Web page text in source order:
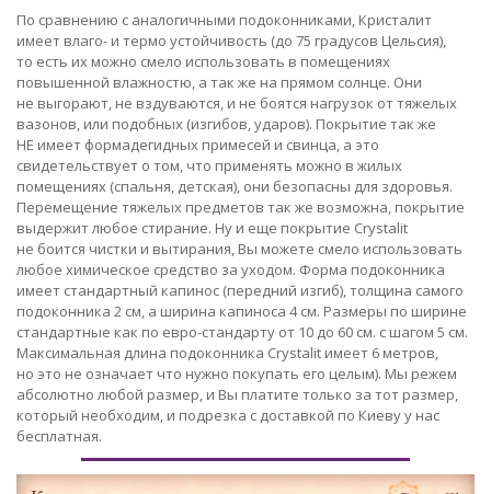
По сравнению с аналогичными подоконниками, Кристалит
имеет влаго- и термо устойчивость (до 75 градусов Цельсия),
то есть их можно смело использовать в помещениях
повышенной влажностю, а так же на прямом солнце. Они
не выгорают, не вздуваются, и не боятся нагрузок от тяжелых
вазонов, или подобных (изгибов, ударов). Покрытие так же
НЕ имеет формадегидных примесей и свинца, а это
свидетельствует о том, что применять можно в жилых
помещениях (спальня, детская), они безопасны для здоровья.
Перемещение тяжелых предметов так же возможна, покрытие
выдержит любое стирание. Ну и еще покрытие Crystalit
не боится чистки и вытирания, Вы можете смело использовать
любое химическое средство за уходом. Форма подоконника
имеет стандартный капинос (передний изгиб), толщина самого
подоконника 2 см, а ширина капиноса 4 см. Размеры по ширине
стандартные как по евро-стандарту от 10 до 60 см. с шагом 5 см.
Максимальная длина подоконника Crystalit имеет 6 метров,
но это не означает что нужно покупать его целым). Мы режем
абсолютно любой размер, и Вы платите только за тот размер,
который необходим, и подрезка с доставкой по Киеву у нас
бесплатная.